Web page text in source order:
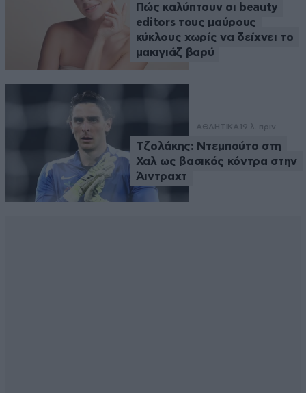
Πώς καλύπτουν οι beauty
editors τους μαύρους
κύκλους χωρίς να δείχνει το
μακιγιάζ βαρύ
ΑΘΛΗΤΙΚΑ 19 λ. πριν
Τζολάκης: Ντεμπούτο στη
Χαλ ως βασικός κόντρα στην
Άιντραχτ